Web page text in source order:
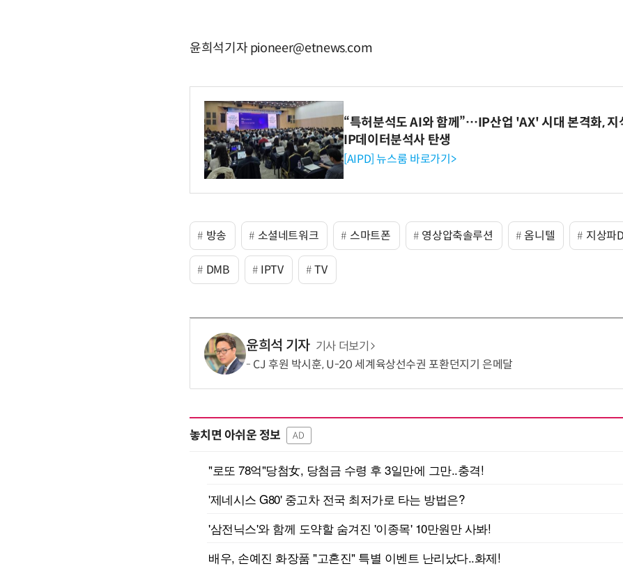
윤희석기자 pioneer@etnews.com
“특허분석도 AI와 함께”…IP산업 'AX' 시대 본격화, 지
IP데이터분석사 탄생
[AIPD] 뉴스룸 바로가기>
방송 소셜네트워크 스마트폰 영상압축솔루션 옴니텔 지상파
DMB IPTV TV
윤희석 기자 기사 더보기
CJ 후원 박시훈, U-20 세계육상선수권 포환던지기 은메달
놓치면 아쉬운 정보 AD